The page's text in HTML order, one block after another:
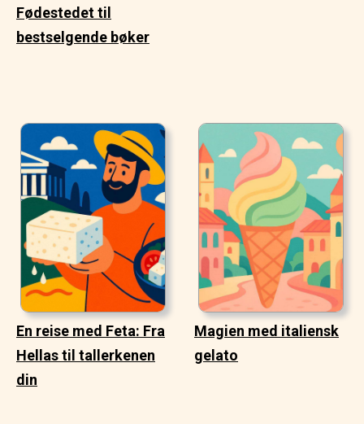
Fødestedet til
bestselgende bøker
En reise med Feta: Fra
Hellas til tallerkenen
din
Magien med italiensk
gelato